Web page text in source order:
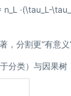
·(\tau_L-
分割更“有意义”
于分类）与因果树